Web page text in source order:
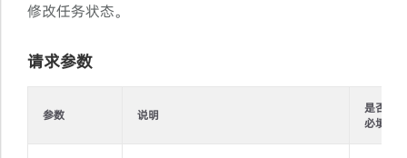
修改任务状态。
请求参数
参数 说明
是否
必填